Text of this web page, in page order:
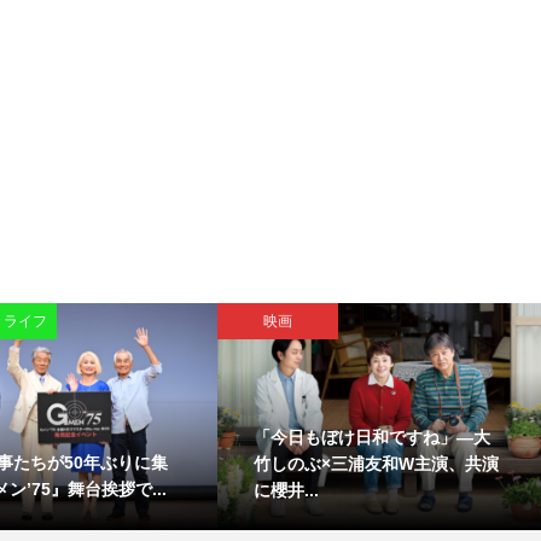
イフ
たちが50年ぶりに集
ン’75』舞台挨拶で...
映画
「今日もぼけ日和ですね」―大
竹しのぶ×三浦友和W主演、共演
に櫻井...